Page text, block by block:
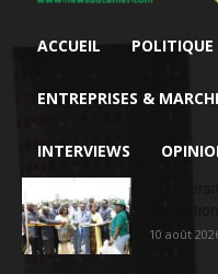
ACCUEIL POLITIQUE
ENTREPRISES &
INTERVIEWS
10 août